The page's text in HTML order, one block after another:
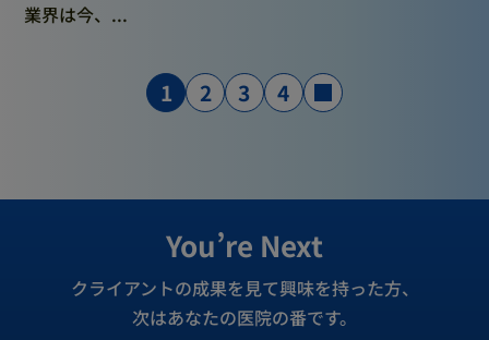
業界は今、...
1 2 3 4 »
You’re Next
クライアントの成果を見て興味を持った方、
次はあなたの医院の番です。